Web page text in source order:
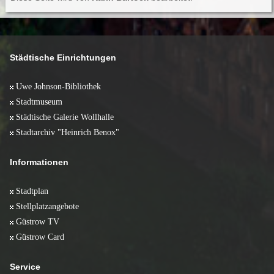
März 2008 (10)
Städtische Einrichtungen
Uwe Johnson-Bibliothek
Stadtmuseum
Städtische Galerie Wollhalle
Stadtarchiv "Heinrich Benox"
Informationen
Stadtplan
Stellplatzangebote
Güstrow TV
Güstrow Card
Service